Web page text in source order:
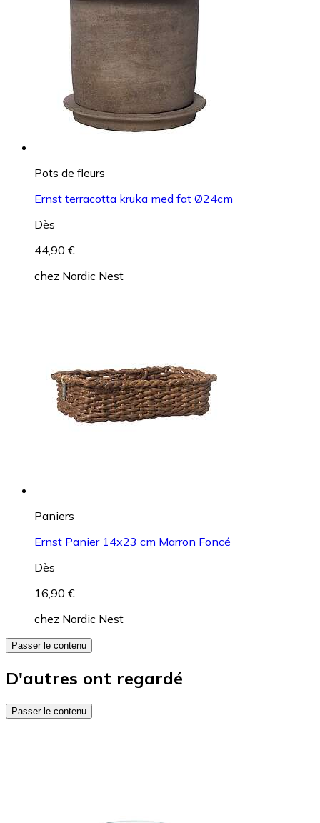
Pots de fleurs
Ernst terracotta kruka med fat Ø24cm
Dès
44,90 €
chez Nordic Nest
Paniers
Ernst Panier 14x23 cm Marron Foncé
Dès
16,90 €
chez Nordic Nest
Passer le contenu
D'autres ont regardé
Passer le contenu